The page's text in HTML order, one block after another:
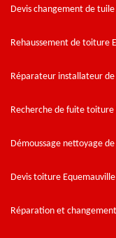
Devis changement de
Rehaussement de toiture
Réparateur installateur
Recherche de fuite toiture
Démoussage nettoyage
Devis toiture Equemauville
Réparation et